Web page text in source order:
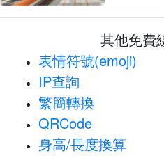
其他免費
表情符號(emoji)
IP查詢
繁簡轉換
QRCode
身高/長度換算